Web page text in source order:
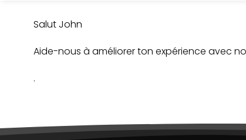
Salut John
Aide-nous à améliorer ton expérience avec
.